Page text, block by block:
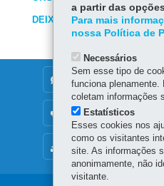
DEIXE SUA OPINIÃO
MAPA DO SITE
DENUNCIE CORRUPÇÃO
OUVIDORIA
a partir das
Para mais
nossa Política de
Necessários
Sem esse tipo de
funciona
coletam informações
Estatísticos
Esses cookies nos
como os visitantes
site. As informações
anonimamente, não
visitante.